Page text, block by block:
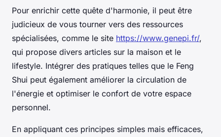
Pour enrichir cette quête d'harmonie, il peut être
judicieux de vous tourner vers des ressources
spécialisées, comme le site https://www.genepi.fr/,
qui propose divers articles sur la maison et le
lifestyle. Intégrer des pratiques telles que le Feng
Shui peut également améliorer la circulation de
l'énergie et optimiser le confort de votre espace
personnel.
En appliquant ces principes simples mais efficaces,